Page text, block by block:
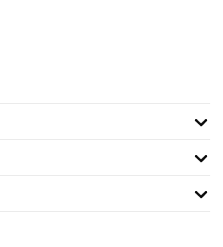
ihn mit einer Propangasflasche,
er sehr viel Platz. Power ist im Überfluß
musste ich ganz schön umbauen.